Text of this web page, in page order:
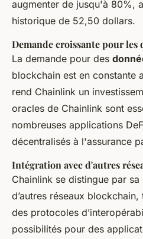
augmenter de jusqu'à 80%,
historique de 52,50 dollars.
Demande croissante pour les
La demande pour des
blockchain est en constante
rend Chainlink un
oracles de Chainlink sont
nombreuses applications
décentralisés à l'assurance
Intégration avec d'autres
Chainlink se distingue par
d’autres réseaux
des protocoles
possibilités pour des